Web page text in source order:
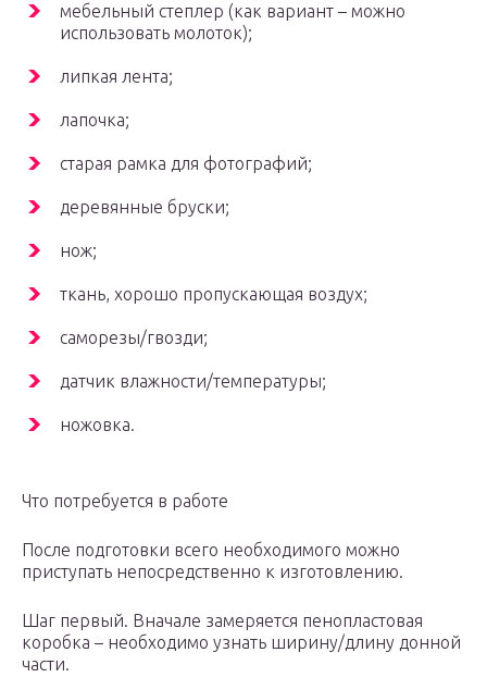
мебельный степлер (как вариант – можно
использовать молоток);
липкая лента;
лапочка;
старая рамка для фотографий;
деревянные бруски;
нож;
ткань, хорошо пропускающая воздух;
саморезы/гвозди;
датчик влажности/температуры;
ножовка.
Что потребуется в работе
После подготовки всего необходимого можно
приступать непосредственно к изготовлению.
Шаг первый. Вначале замеряется пенопластовая
коробка – необходимо узнать ширину/длину донной
части.